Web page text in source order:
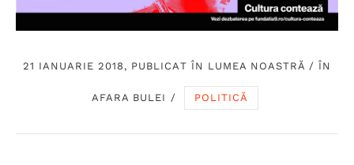
21 IANUARIE 2018, PUBLICAT ÎN LUMEA NOASTRĂ /ÎN
AFARA BULEI / POLITICĂ